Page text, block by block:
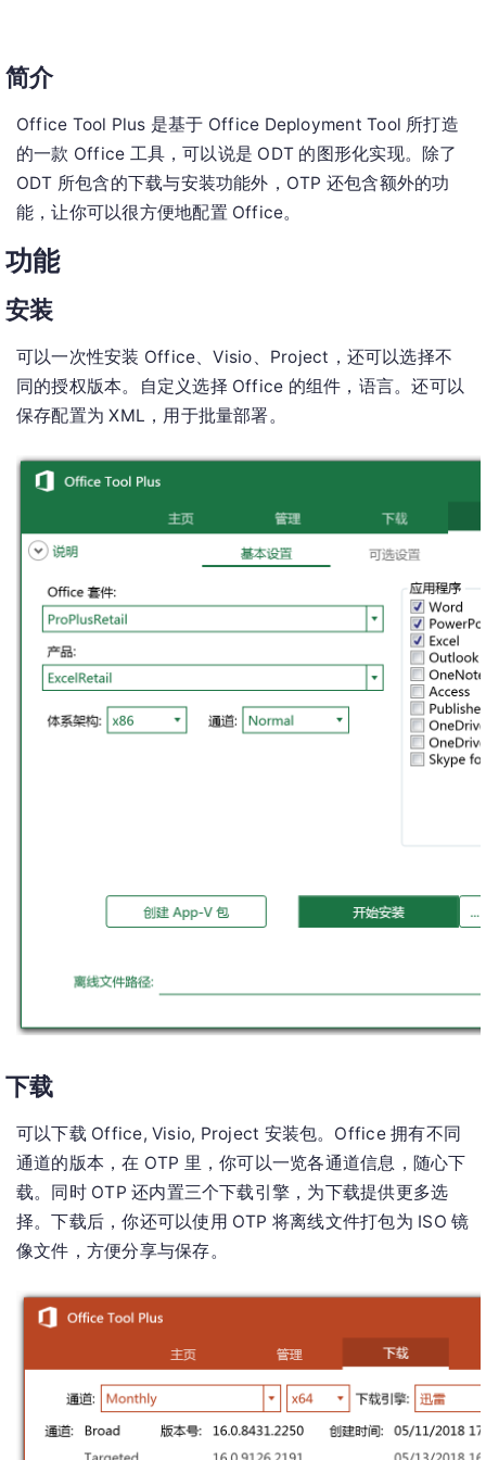
简介
Office Tool Plus 是基于 Office Deployment Tool 所打造
的一款 Office 工具，可以说是 ODT 的图形化实现。除了
ODT 所包含的下载与安装功能外，OTP 还包含额外的功
能，让你可以很方便地配置 Office。
功能
安装
可以一次性安装 Office、Visio、Project，还可以选择不
同的授权版本。自定义选择 Office 的组件，语言。还可以
保存配置为 XML，用于批量部署。
下载
可以下载 Office, Visio, Project 安装包。Office 拥有不同
通道的版本，在 OTP 里，你可以一览各通道信息，随心下
载。同时 OTP 还内置三个下载引擎，为下载提供更多选
择。下载后，你还可以使用 OTP 将离线文件打包为 ISO 镜
像文件，方便分享与保存。